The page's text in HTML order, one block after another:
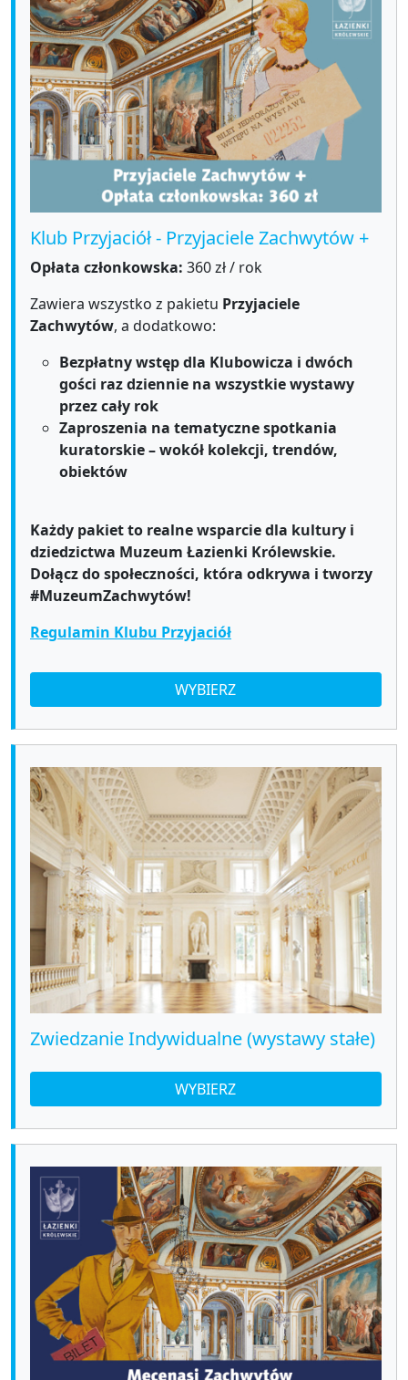
Klub Przyjaciół - Przyjaciele Zachwytów +
Opłata członkowska: 360 zł / rok
Zawiera wszystko z pakietu Przyjaciele
Zachwytów, a dodatkowo:
Bezpłatny wstępdla Klubowicza i dwóch
gości raz dziennie na wszystkie wystawy
przez cały rok
Zaproszenia na tematyczne spotkania
kuratorskie–wokół kolekcji, trendów,
obiektów
Każdy pakiet to realne wsparcie dla kultury i
dziedzictwa Muzeum Łazienki Królewskie.
Dołącz do społeczności, która odkrywa i tworzy
#MuzeumZachwytów!
Regulamin Klubu Przyjaciół
WYBIERZ
Zwiedzanie Indywidualne (wystawy stałe)
WYBIERZ